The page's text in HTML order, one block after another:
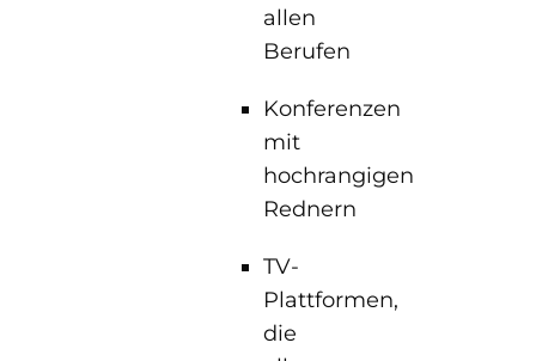
allen
Berufen
Konferenzen
mit
hochrangigen
Rednern
TV-
Plattformen,
die